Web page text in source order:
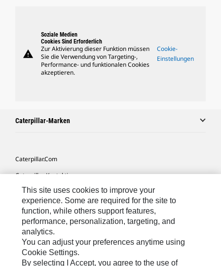
warning
Soziale Medien
Cookies Sind Erforderlich
Zur Aktivierung dieser Funktion müssen
Sie die Verwendung von Targeting-,
Performance- und funktionalen Cookies
akzeptieren.
Cookie-
Einstellungen
Caterpillar-Marken
Caterpillar.com
Caterpillar Kontaktieren
Meine Marketing-Präferenzen
Seitenübersicht
Cookie Settings
Rechtliche Hinweise
Datenschutz
This site uses cookies to improve your
experience. Some are required for the site to
function, while others support features,
performance, personalization, targeting, and
analytics.
You can adjust your preferences anytime using
Cookie Settings.
By selecting I Accept, you agree to the use of